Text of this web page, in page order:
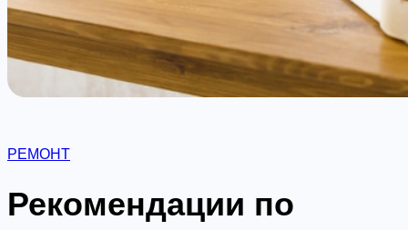
РЕМОНТ
Рекомендации по